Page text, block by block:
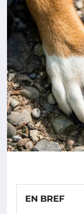
EN BREF